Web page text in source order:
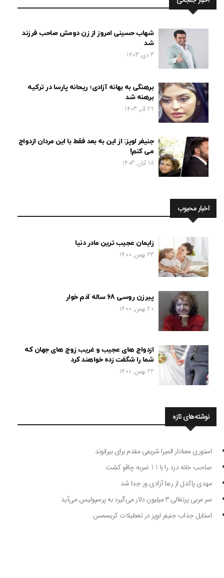
شهاب حسینی امروز از زن دومش صاحب فرزند
شد
3 دی, 1403
برهنگی به بهانه آزادی؛ ریحانه پارسا در ترکیه
برهنه شد
29 آذر, 1403
جنیفر لوپز: از این به بعد فقط با این مردان ازدواج
می کنم!
18 آبان, 1403
اخبار محبوب
زایمان عجیب ترین مادر دنیا
23 بهمن, 1400
پیرزن روسی 68 ساله آدم خوار
20 بهمن, 1400
ازدواج های عجیب و غریب زوج های جهان که
شما را شگفت زده خواهند کرد
22 بهمن, 1400
نوشته‌های تازه
استوری معنادار المیرا شریفی مقدم برای بیرانوند
صاحب خانه دزد را با 11 ضربه چاقو کشت
مهدی پاکدل از رعنا آزادی ور جدا شد
سر مربی پرتغالی ۳ میلیون دلار می‌گیرد به پرسپولیس می‌آید
استایل جذاب جنیفر لوپز در تعطیلات کریسمس